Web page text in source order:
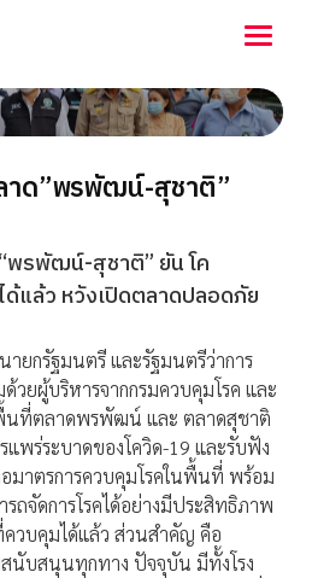
ด”พรพัฒน์-สุชาติ”
พรพัฒน์-สุชาติ” ยัน โค
แล้ว หวังเปิดตลาดปลอดภัย
ยกรัฐมนตรี และรัฐมนตรีว่าการ
วยผู้บริหารจากกรมควบคุมโรค และ
นที่ตลาดพรพัฒน์ และ ตลาดสุชาติ
พร่ระบาดของโควิด-19 และรับฟัง
มาตรการควบคุมโรคในพื้นที่ พร้อม
ถจัดการโรคได้อย่างมีประสิทธิภาพ
วบคุมได้แล้ว ส่วนสำคัญ คือ
นับสนุนทุกทาง ปัจจุบัน มีทั้งโรง